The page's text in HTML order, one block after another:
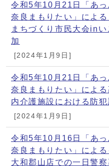
令和5年10月21日「あっ
奈良まもりたい」によ
まちづくり市民大会inい
加
[2024年1月9日]
令和5年10月21日「あっ
奈良まもりたい」によ
内介護施設における防
[2024年1月9日]
令和5年10月16日「あっ
奈良まもりたい」によ
大和郡山店での一日警